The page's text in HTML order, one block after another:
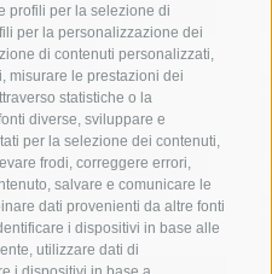
profili per la selezione di
per la personalizzazione dei
di contenuti personalizzati,
misurare le prestazioni dei
statistiche o la
diverse, sviluppare e
per la selezione dei contenuti,
frodi, correggere errori,
salvare e comunicare le
dati provenienti da altre fonti
i dispositivi in base alle
utilizzare dati di
porto capri
carabinieri
contagi
eav
elezioni
costiera
incidente
massa lubrense
ordinanza